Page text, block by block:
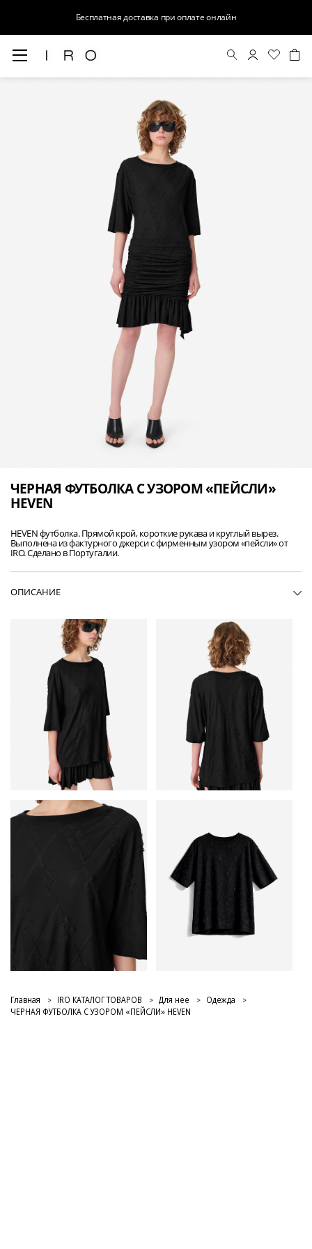
Бесплатная доставка при оплате онлайн
ЧЕРНАЯ ФУТБОЛКА С УЗОРОМ «ПЕЙСЛИ»
HEVEN
HEVEN футболка. Прямой крой, короткие рукава и круглый вырез.
Выполнена из фактурного джерси с фирменным узором «пейсли» от
IRO. Сделано в Португалии.
ОПИСАНИЕ
• WP19HEVEN-BLA01
• Короткие рукава
• Круглый вырез
• Прямой крой
• Стандартная длина
• Ткань из фактурного джерси с фирменным узором «пейсли»
• Основной материал: 100% полиэстер
• Сделано в Португалии
Рост модели — 176 см, размер на модели — S (INT).
Главная IRO КАТАЛОГ ТОВАРОВ Для нее
Одежда
ЧЕРНАЯ ФУТБОЛКА С УЗОРОМ «ПЕЙСЛИ» HEVEN